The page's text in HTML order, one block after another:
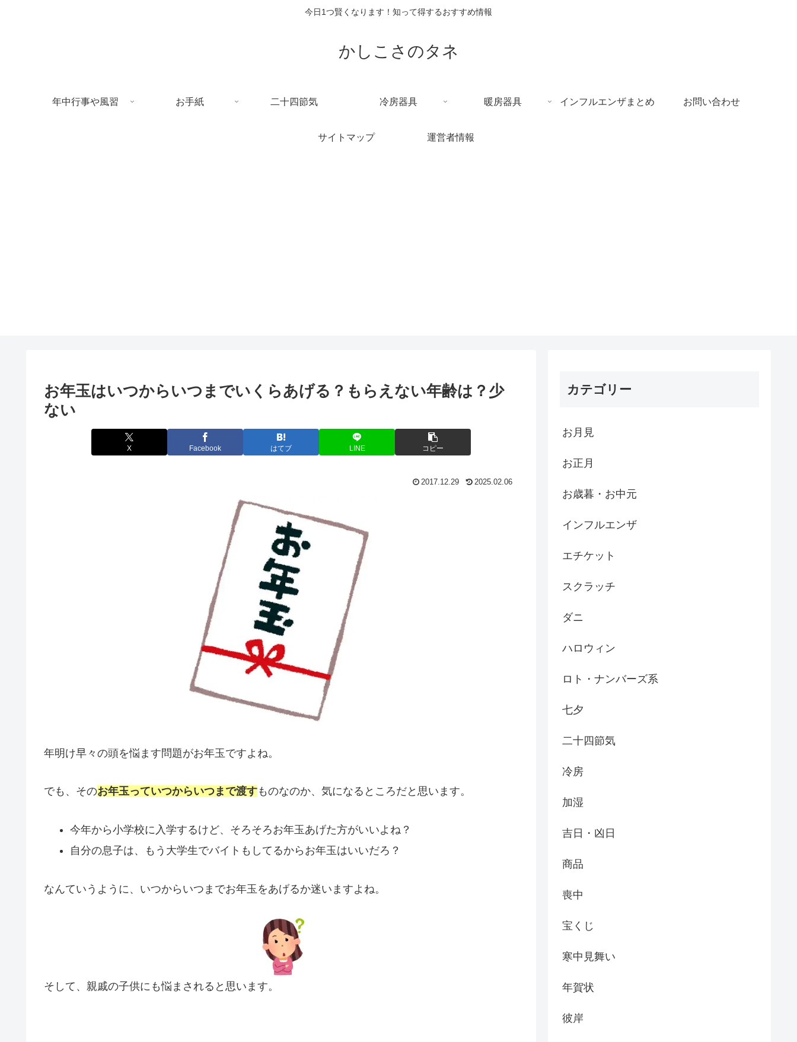
今日1つ賢くなります！知って得するおすすめ情報
かしこさのタネ
年中行事や風習 お手紙 二十四節気 冷房器具 暖房器具 インフルエンザまとめ お問い合わせ
サイトマップ 運営者情報
お年玉はいつからいつまでいくらあげる？もらえない年齢は？少
ない
X Facebook はてブ LINE コピー
2017.12.29 2025.02.06
年明け早々の頭を悩ます問題がお年玉ですよね。
でも、そのお年玉っていつからいつまで渡すものなのか、気になるところだと思います。
今年から小学校に入学するけど、そろそろお年玉あげた方がいいよね？
自分の息子は、もう大学生でバイトもしてるからお年玉はいいだろ？
なんていうように、いつからいつまでお年玉をあげるか迷いますよね。
そして、親戚の子供にも悩まされると思います。
カテゴリー
お月見
お正月
お歳暮・お中元
インフルエンザ
エチケット
スクラッチ
ダニ
ハロウィン
ロト・ナンバーズ系
七夕
二十四節気
冷房
加湿
吉日・凶日
商品
喪中
宝くじ
寒中見舞い
年賀状
彼岸